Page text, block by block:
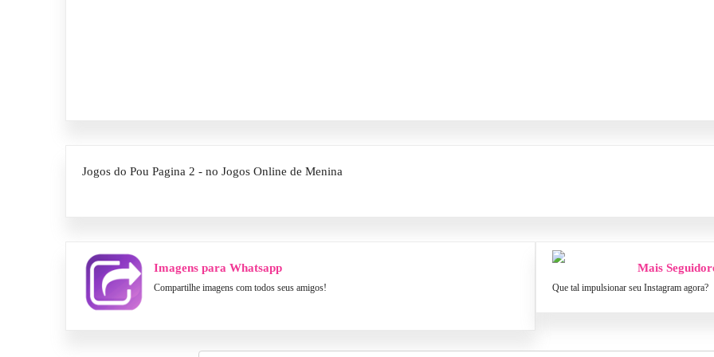
Jogos do Pou Pagina 2 - no Jogos Online de Menina
Imagens para Whatsapp
Compartilhe imagens com todos seus amigos!
Mais
Que tal impulsionar seu Instagram agora?